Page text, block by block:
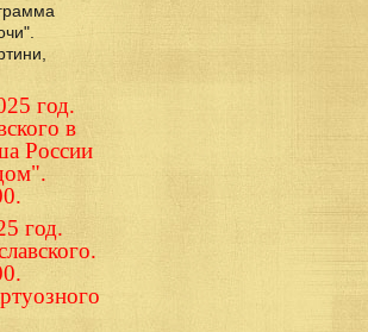
год.
в
России
год.